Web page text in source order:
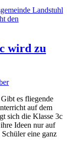
Landstuhl
den
wird zu
es fliegende
auf dem
sich die Klasse 3c
Ideen nur auf
eine ganz